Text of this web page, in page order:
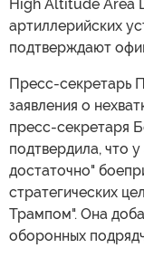
High Altitude Area
артиллерийских
подтверждают
Пресс-секретарь
заявления о
пресс-секретаря
подтвердила, что
достаточно"
стратегических
Трампом". Она
оборонных